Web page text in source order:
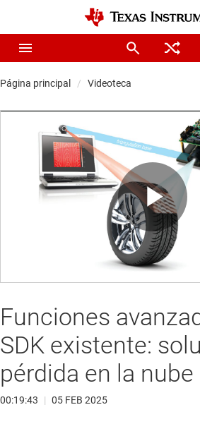
Página principal Videoteca
Play
Funciones
SDK existente:
pérdida en la
00:19:43 | 05 FEB 2025